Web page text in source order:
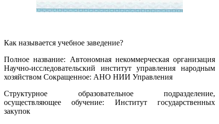
Как называется учебное заведение?
Полное название: Автономная некоммерческая организация
Научно-исследовательский институт управления народным
хозяйством Сокращенное: АНО НИИ Управления
Структурное образовательное подразделение,
осуществляющее обучение: Институт государственных
закупок